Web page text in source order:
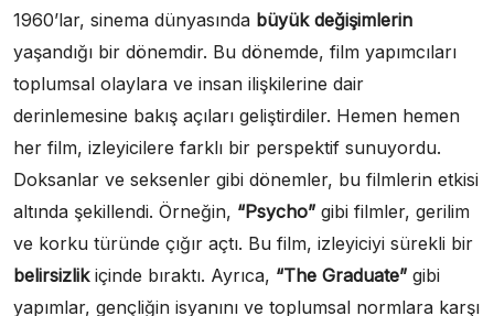
1960’lar, sinema dünyasında büyük değişimlerin
yaşandığı bir dönemdir. Bu dönemde, film yapımcıları
toplumsal olaylara ve insan ilişkilerine dair
derinlemesine bakış açıları geliştirdiler. Hemen hemen
her film, izleyicilere farklı bir perspektif sunuyordu.
Doksanlar ve seksenler gibi dönemler, bu filmlerin etkisi
altında şekillendi. Örneğin, “Psycho” gibi filmler, gerilim
ve korku türünde çığır açtı. Bu film, izleyiciyi sürekli bir
belirsizlikiçinde bıraktı. Ayrıca, “The Graduate” gibi
yapımlar, gençliğin isyanını ve toplumsal normlara karşı